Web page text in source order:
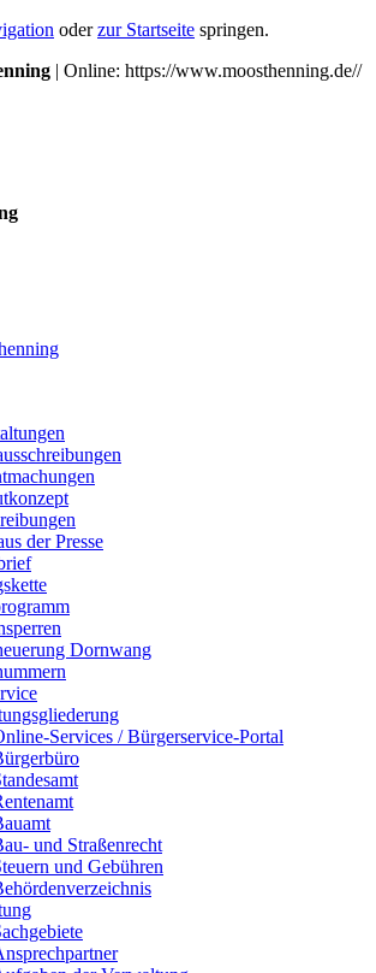
oderzur Startseite springen.
| Online: https://www.moosthenning.de//
der Presse
Dornwang
Services / Bürgerservice-Portal
und Straßenrecht
und Gebühren